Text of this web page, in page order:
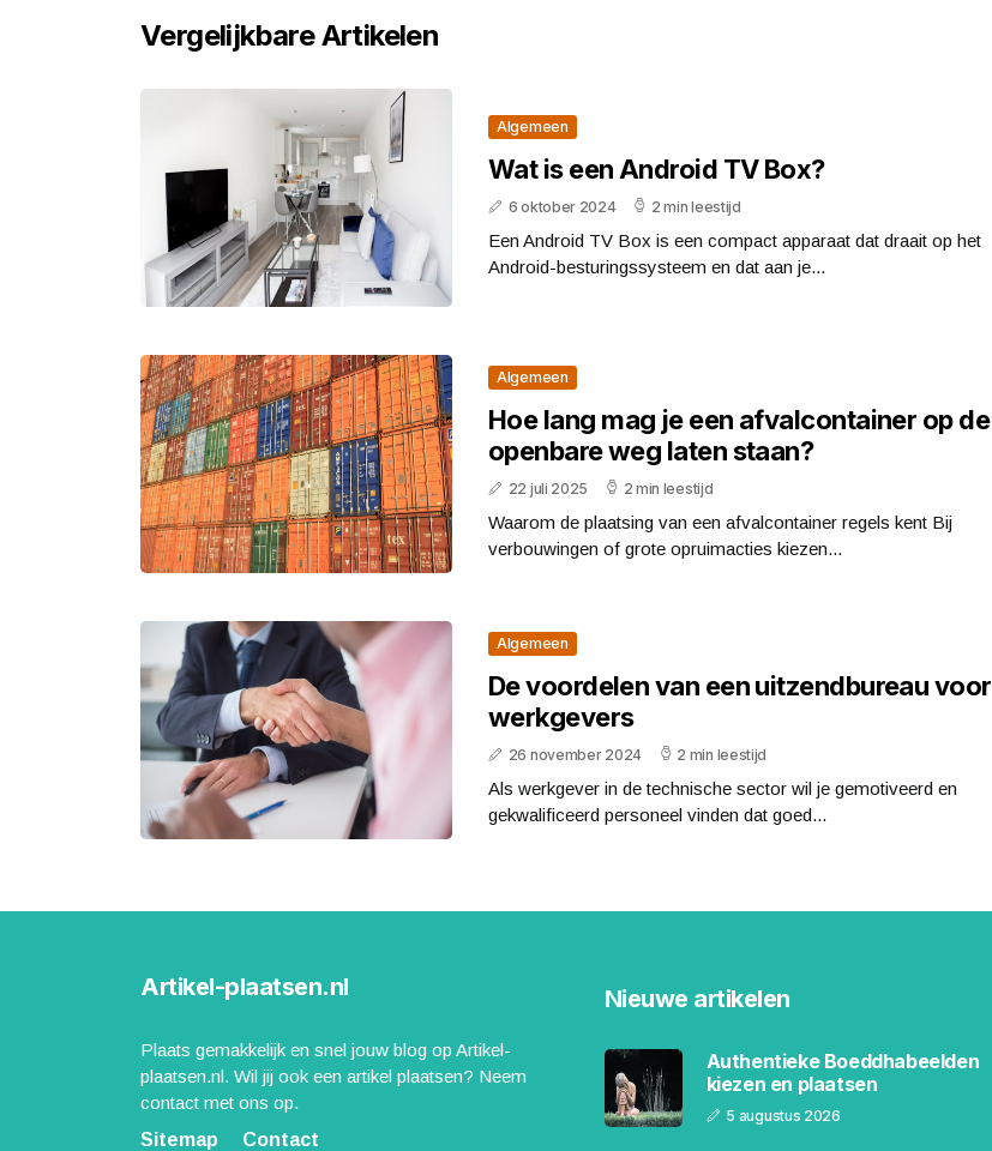
Vergelijkbare Artikelen
Algemeen
Wat is een Android TV Box?
6 oktober 2024 2 min leestijd
Een Android TV Box is een compact apparaat dat draait op het
Android-besturingssysteem en dat aan je...
Algemeen
Hoe lang mag je een afvalcontainer op de
openbare weg laten staan?
22 juli 2025 2 min leestijd
Waarom de plaatsing van een afvalcontainer regels kent Bij
verbouwingen of grote opruimacties kiezen...
Algemeen
De voordelen van een uitzendbureau voor
werkgevers
26 november 2024 2 min leestijd
Als werkgever in de technische sector wil je gemotiveerd en
gekwalificeerd personeel vinden dat goed...
Artikel-plaatsen.nl
Plaats gemakkelijk en snel jouw blog op Artikel-
plaatsen.nl. Wil jij ook een artikel plaatsen? Neem
contact met ons op.
Sitemap
Contact
Nieuwe artikelen
Authentieke Boeddhabeelden
kiezen en plaatsen
5 augustus 2026